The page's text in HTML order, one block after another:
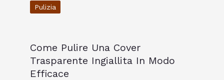
Pulizia
Come Pulire Una Cover
Trasparente Ingiallita In Modo
Efficace